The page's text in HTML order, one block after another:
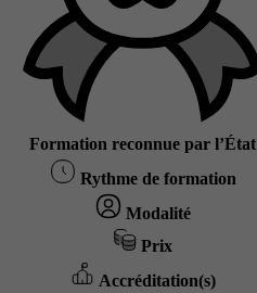
Formation reconnue par l’État
Rythme de formation
Modalité
Prix
Accréditation(s)